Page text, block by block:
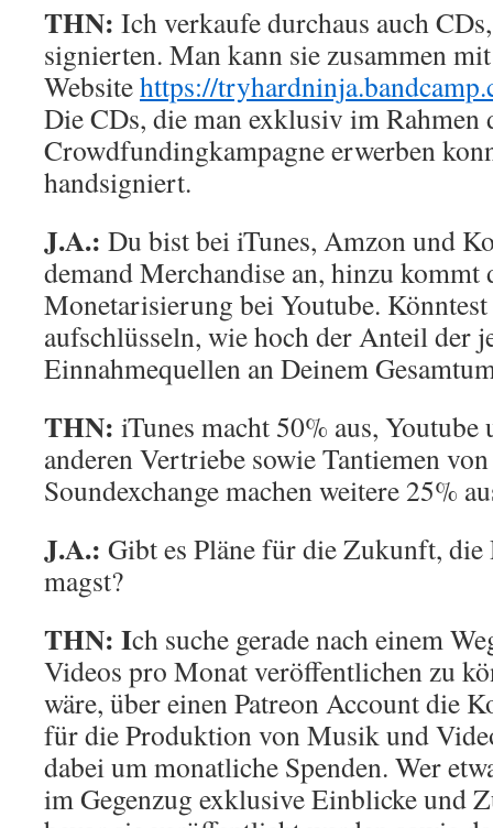
THN: Ich verkaufe durchaus auch
signierten. Man kann sie zusammen
Websitehttps://
Die CDs, die man exklusiv im Rahmen
Crowdfundingkampagne erwerben
handsigniert.
J.A.: Du bist bei iTunes, Amzon und
demand Merchandise an, hinzu kommt
Monetarisierung bei Youtube.
aufschlüsseln, wie hoch der Anteil der
Einnahmequellen an Deinem
THN: iTunes macht 50% aus,
anderen Vertriebe sowie Tantiemen
Soundexchange machen weitere 25%
J.A.: Gibt es Pläne für die Zukunft, die
magst?
THN: Ich suche gerade nach einem
Videos pro Monat veröffentlichen zu
wäre, über einen Patreon Account die
für die Produktion von Musik und
dabei um monatliche Spenden. Wer
im Gegenzug exklusive Einblicke und